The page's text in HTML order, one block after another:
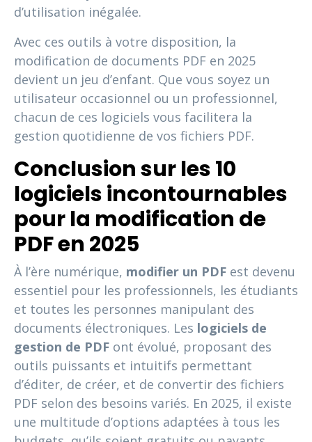
d’utilisation inégalée.
Avec ces outils à votre disposition, la
modification de documents PDF en 2025
devient un jeu d’enfant. Que vous soyez un
utilisateur occasionnel ou un professionnel,
chacun de ces logiciels vous facilitera la
gestion quotidienne de vos fichiers PDF.
Conclusion sur les 10
logiciels incontournables
pour la modification de
PDF en 2025
À l’ère numérique, modifier un PDF est devenu
essentiel pour les professionnels, les étudiants
et toutes les personnes manipulant des
documents électroniques. Les logiciels de
gestion de PDF ont évolué, proposant des
outils puissants et intuitifs permettant
d’éditer, de créer, et de convertir des fichiers
PDF selon des besoins variés. En 2025, il existe
une multitude d’options adaptées à tous les